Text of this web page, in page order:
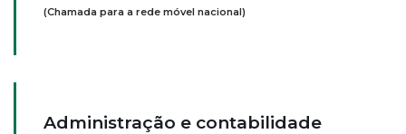
(Chamada para a rede móvel nacional)
Administração e contabilidade